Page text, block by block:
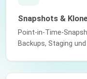
Snapshots &
Point-in-Time-
Backups, Staging